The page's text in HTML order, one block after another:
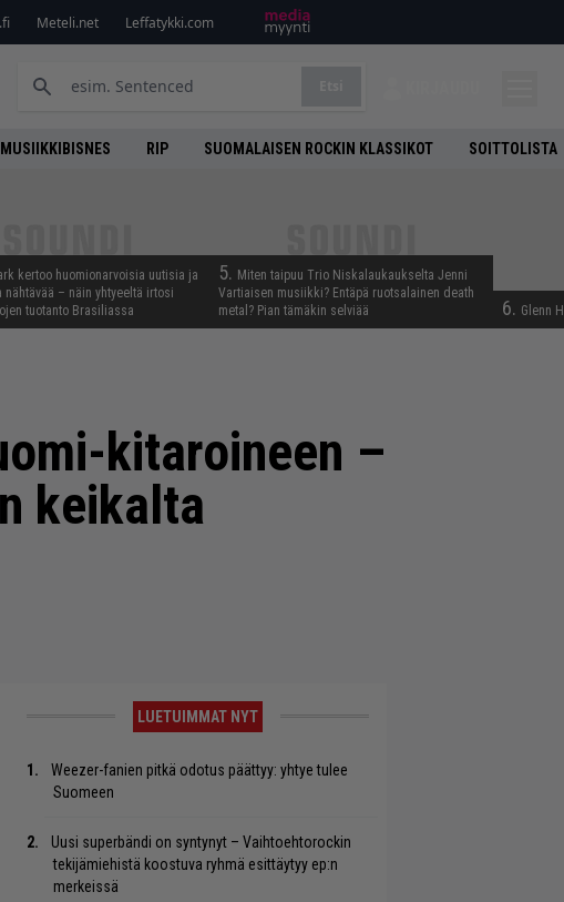
Meteli.net Leffatykki.com
MUSIIKKIBISNES RIP SUOMALAISEN ROCKIN KLASSIKOT SOITTOLISTA
kertoo huomionarvoisia uutisia ja
nähtävää – näin yhtyeeltä irtosi
tuotanto Brasiliassa
5. Miten taipuu Trio Niskalaukaukselta Jenni
Vartiaisen musiikki? Entäpä ruotsalainen death
metal? Pian tämäkin selviää
6. Glenn
kitaroineen –
keikalta
LUETUIMMAT NYT
Weezer-fanien pitkä odotus päättyy: yhtye tulee
Suomeen
Uusi superbändi on syntynyt – Vaihtoehtorockin
tekijämiehistä koostuva ryhmä esittäytyy ep:n
merkeissä